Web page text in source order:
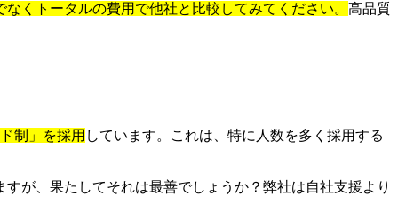
くトータルの費用で他社と比較してみてください。 高品質
制」を採用 しています。これは、特に人数を多く採用する
が、果たしてそれは最善でしょうか？弊社は自社支援より